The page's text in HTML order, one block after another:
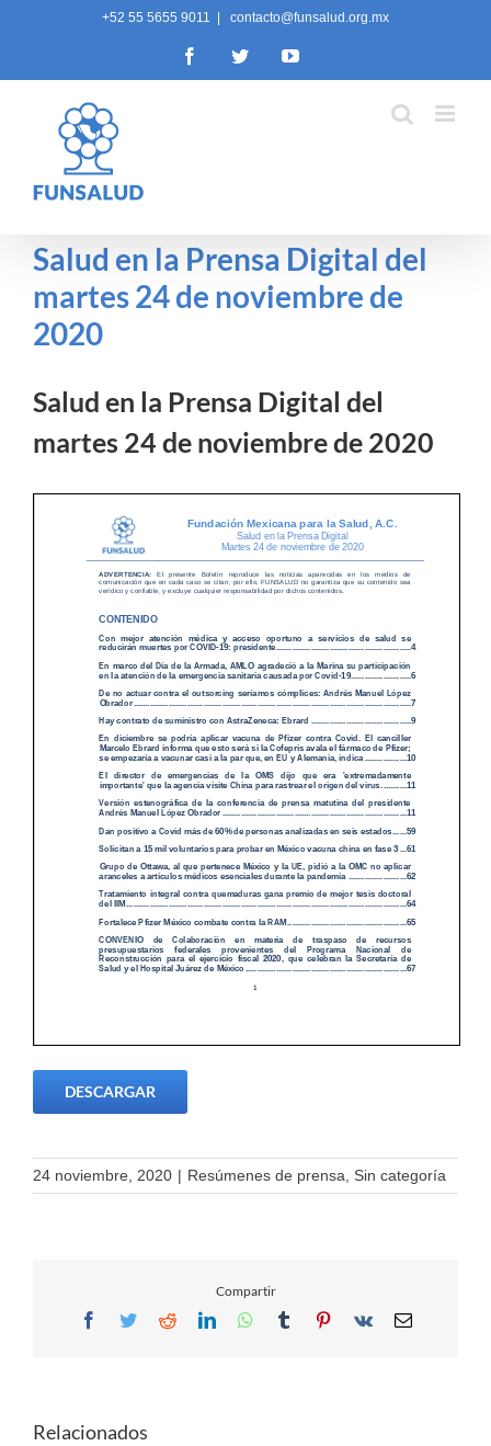
+52 55 5655 9011 contacto@funsalud.org.mx
FacebookTwitterYouTube
Salud en la Prensa Digital del
martes 24 de noviembre de
2020
Salud en la Prensa Digital del
martes 24 de noviembre de 2020
DESCARGAR
24 noviembre, 2020 | Resúmenes de prensa, Sin categoría
Compartir
Facebook
TwitterRedditLinkedInWhatsApp
TumblrPinterest
Vk Email
Relacionados